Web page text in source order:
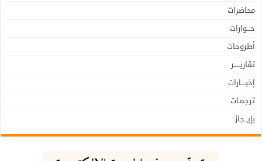
محاضرات
حـــوارات
أطروحات
تقاريـــــر
إخبــــارات
ترجمـات
بإيـــجاز